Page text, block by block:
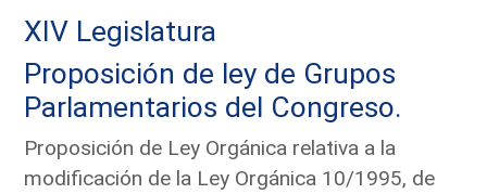
XIV Legislatura
Proposición de ley de Grupos
Parlamentarios del Congreso.
Proposición de Ley Orgánica relativa a la
modificación de la Ley Orgánica 10/1995, de